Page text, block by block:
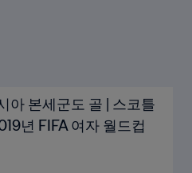
아 본세군도 골 | 스코틀
년 FIFA 여자 월드컵